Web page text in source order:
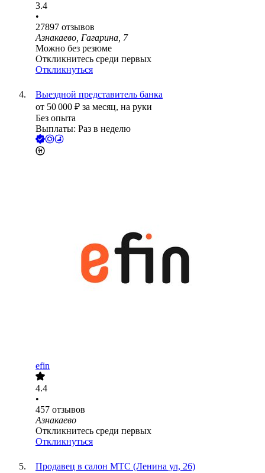
3.4
•
27897 отзывов
Азнакаево, Гагарина, 7
Можно без резюме
Откликнитесь среди первых
Откликнуться
Выездной представитель банка
от 50 000 ₽ за месяц, на руки
Без опыта
Выплаты: Раз в неделю
efin
4.4
•
457 отзывов
Азнакаево
Откликнитесь среди первых
Откликнуться
Продавец в салон МТС (Ленина ул, 26)